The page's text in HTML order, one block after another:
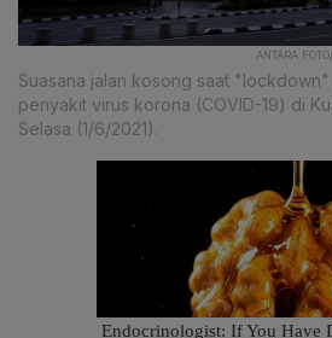
ANTARA
Suasana jalan kosong saat
penyakit virus korona (COVID-19) di
Selasa (1/6/2021).